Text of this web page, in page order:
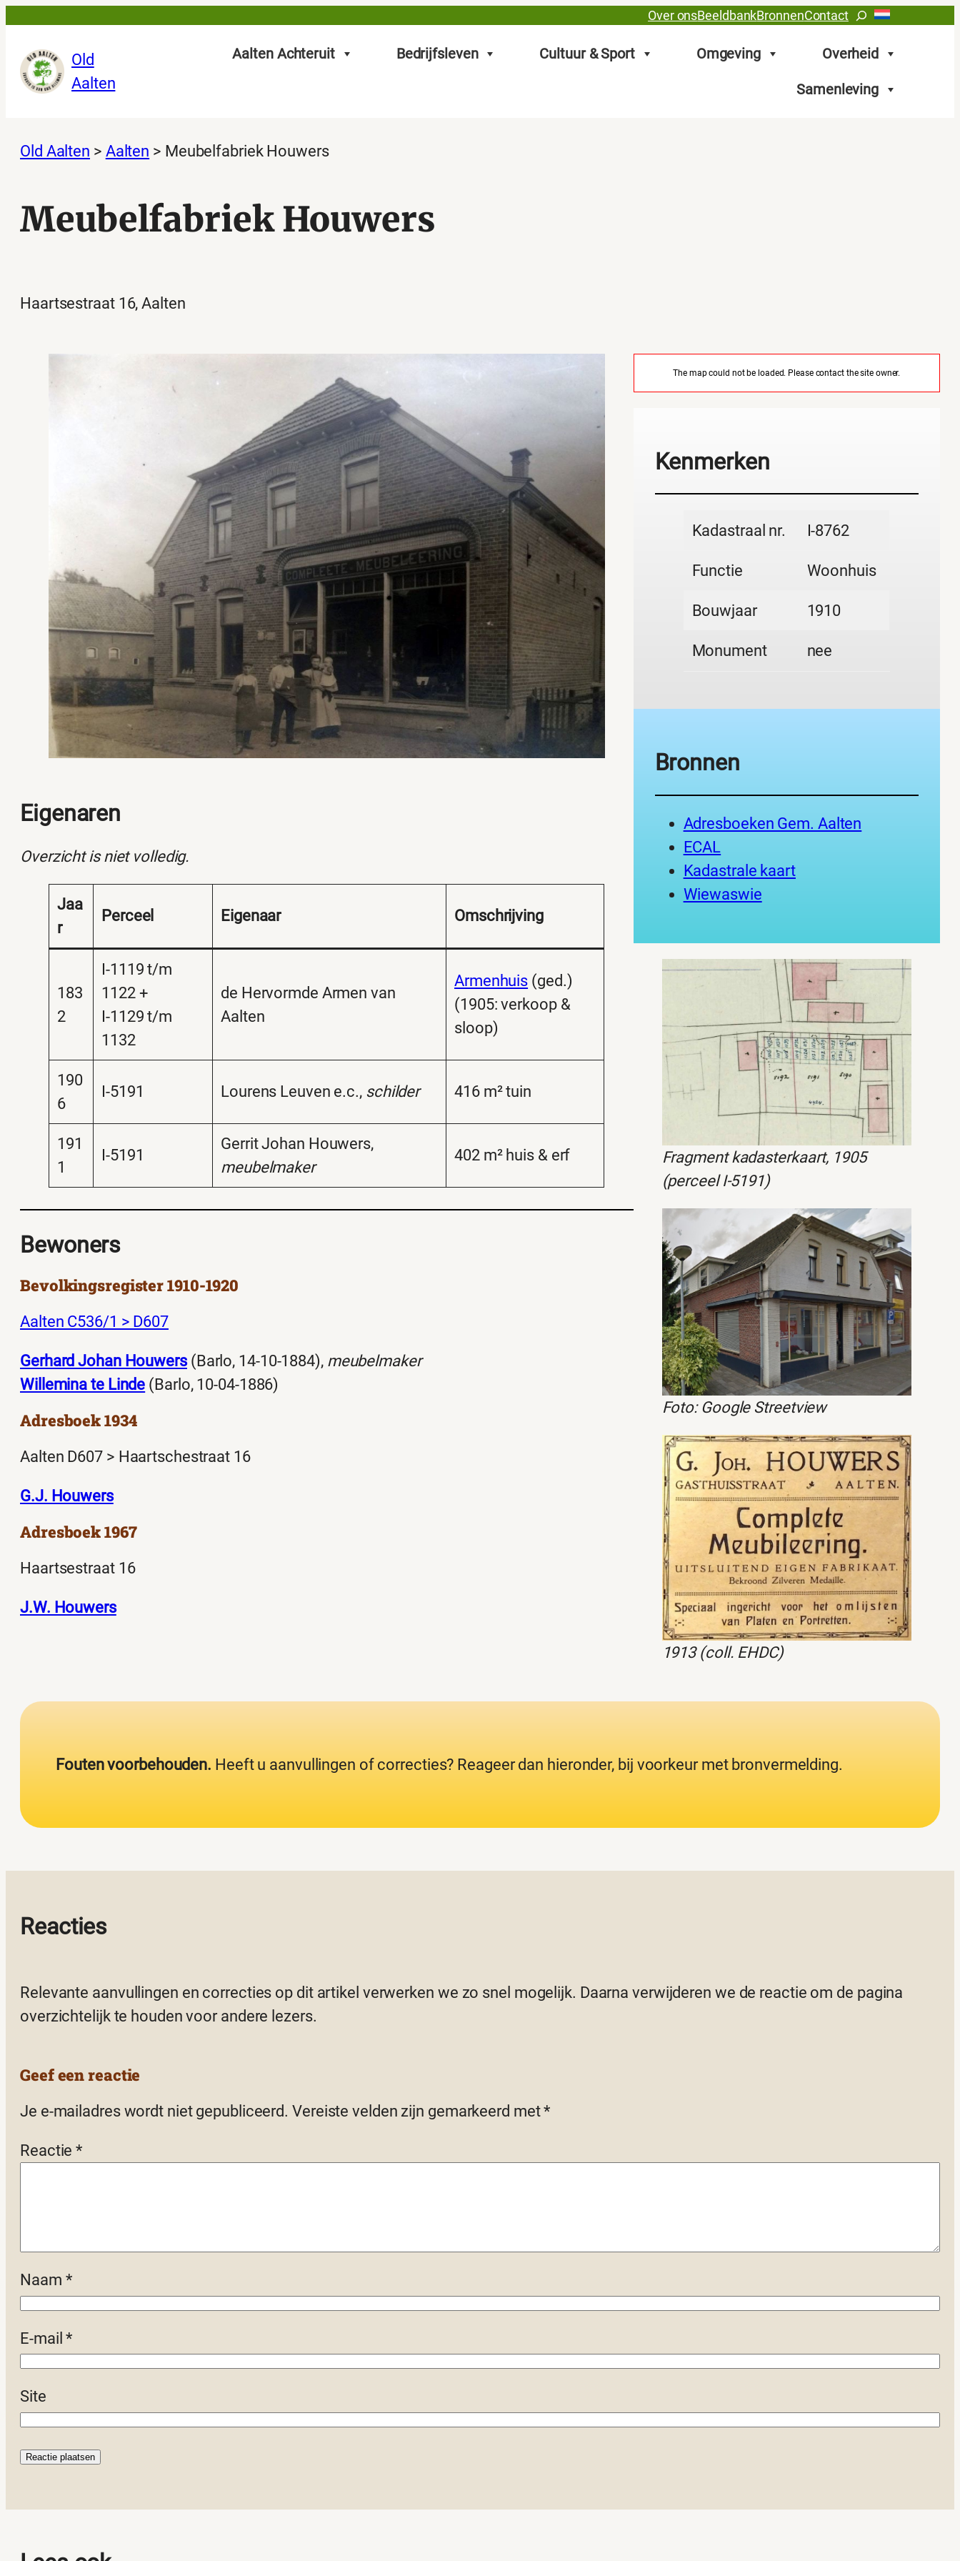
de
inhoud
Over onsBeeldbankBronnenContactZoeken
Old
Aalten
Aalten Achteruit Bedrijfsleven Cultuur & Sport Omgeving Overheid
Samenleving
Old Aalten > Aalten > Meubelfabriek Houwers
Meubelfabriek Houwers
Haartsestraat 16, Aalten
Eigenaren
Overzicht is niet volledig.
Jaa
r
Perceel Eigenaar Omschrijving
183
2
I-1119 t/m
1122 +
I-1129 t/m
1132
de Hervormde Armen van
Aalten
Armenhuis (ged.)
(1905: verkoop &
sloop)
190
6
I-5191 Lourens Leuven e.c., schilder 416 m² tuin
191
1
I-5191
Gerrit Johan Houwers,
meubelmaker
402 m² huis & erf
Bewoners
Bevolkingsregister 1910-1920
Aalten C536/1 > D607
Gerhard Johan Houwers(Barlo, 14-10-1884), meubelmaker
Willemina te Linde (Barlo, 10-04-1886)
Adresboek 1934
Aalten D607 > Haartschestraat 16
G.J. Houwers
Adresboek 1967
Haartsestraat 16
J.W. Houwers
The map could not be loaded. Please contact the site owner.
Kenmerken
Kadastraal nr. I-8762
Functie Woonhuis
Bouwjaar 1910
Monument nee
Bronnen
Adresboeken Gem. Aalten
ECAL
Kadastrale kaart
Wiewaswie
Fragment kadasterkaart, 1905
(perceel I-5191)
Foto: Google Streetview
1913 (coll. EHDC)
Fouten voorbehouden. Heeft u aanvullingen of correcties? Reageer dan hieronder, bij voorkeur met bronvermelding.
Reacties
Relevante aanvullingen en correcties op dit artikel verwerken we zo snel mogelijk. Daarna verwijderen we de reactie om de pagina
overzichtelijk te houden voor andere lezers.
Geef een reactie
Je e-mailadres wordt niet gepubliceerd. Vereiste velden zijn gemarkeerd met*
Reactie*
Naam *
E-mail*
Site